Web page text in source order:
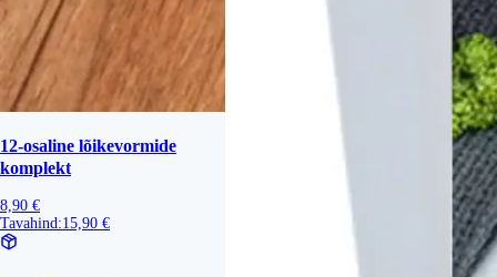
12-osaline lõikevormide
komplekt
8,90 €
Tavahind:15,90 €